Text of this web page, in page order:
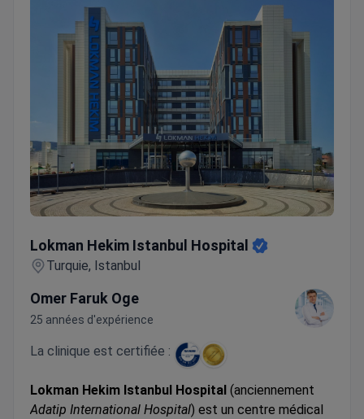
Lokman Hekim Istanbul Hospital
Turquie, Istanbul
Omer Faruk Oge
25 années d'expérience
La clinique est certifiée :
Lokman Hekim Istanbul Hospital (anciennement
Adatip International Hospital) est un centre médical